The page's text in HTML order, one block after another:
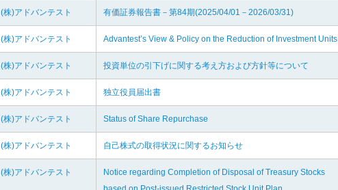
(株)アドバンテスト 有価証券報告書－第84期(2025/04/01－2026/03/31)
(株)アドバンテスト Advantest’s View & Policy on the Reduction of Investment Units
(株)アドバンテスト 投資単位の引下げに関する考え方および方針等について
(株)アドバンテスト 独立役員届出書
(株)アドバンテスト Status of Share Repurchase
(株)アドバンテスト 自己株式の取得状況に関するお知らせ
(株)アドバンテスト
Notice regarding Completion of Disposal of Treasury Stocks